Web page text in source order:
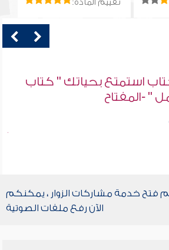
تقييم المادة:
استمتع بحياتك " كتاب
" -المفتاح
فتح خدمة مشاركات الزوار ، يمكنكم
الآن رفع ملفات الصوتية